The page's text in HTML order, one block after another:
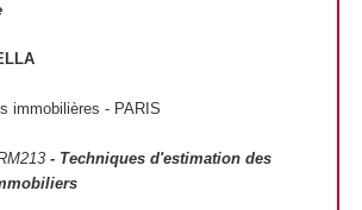
immobilières - PARIS
- Techniques d'estimation des